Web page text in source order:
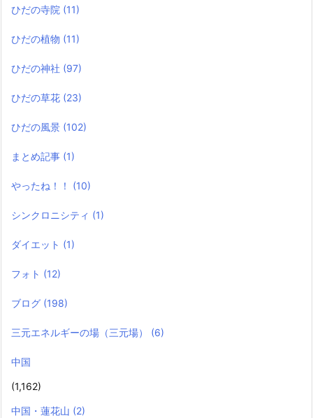
ひだの寺院 (11)
ひだの植物 (11)
ひだの神社 (97)
ひだの草花 (23)
ひだの風景 (102)
まとめ記事 (1)
やったね！！ (10)
シンクロニシティ (1)
ダイエット (1)
フォト (12)
ブログ (198)
三元エネルギーの場（三元場） (6)
中国
(1,162)
中国・蓮花山 (2)